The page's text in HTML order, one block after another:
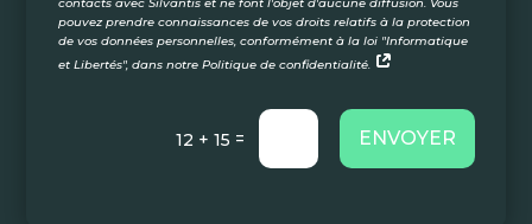
contacts avec Silvantis et ne font l'objet d'aucune diffusion. Vous
pouvez prendre connaissances de vos droits relatifs à la protection
de vos données personnelles, conformément à la loi "Informatique
et Libertés", dans notre Politique de confidentialité.
12 + 15 = ENVOYER